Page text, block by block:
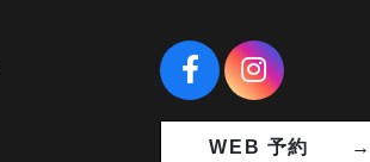
WEB 予約 →